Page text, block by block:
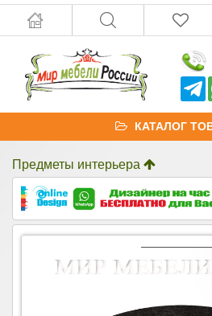
КАТАЛОГ
Предметы интерьера